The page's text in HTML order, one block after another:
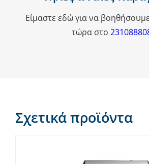
Είμαστε εδώ για να
τώρα στο
Σχετικά προϊόντα